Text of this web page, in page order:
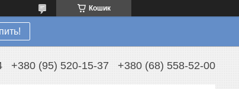
Кошик
+380 (95) 520-15-37 +380 (68) 558-52-00